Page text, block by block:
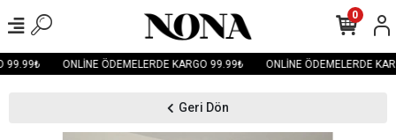
99.99₺ ONLİNE ÖDEMELERDE KARGO 99.99₺ ONLİNE ÖDEMELERDE
0
Geri Dön